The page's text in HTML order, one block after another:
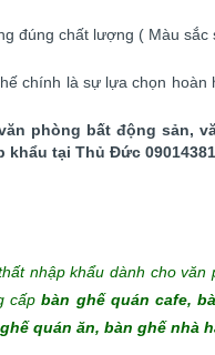
đúng chất lượng ( Màu sắc
chính là sự lựa chọn hoàn
phòng bất động sản,
tại Thủ Đức
nhập khẩu dành cho văn
cấpbàn ghế quán cafe,
quán ăn, bàn ghế nhà